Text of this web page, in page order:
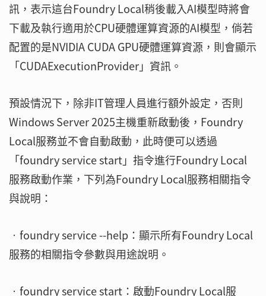
訊，表示這台Foundry Local稍後載入AI模型時將會
下載及執行適用於CPU硬體運算資源的AI模型，倘若
配置的是NVIDIA CUDA GPU硬體運算資源，則會顯示
「CUDAExecutionProvider」資訊。
預設情況下，除非IT管理人員進行額外設定，否則
Windows Server 2025主機重新啟動後，Foundry
Local服務並不會自動啟動，此時便可以透過
「foundry service start」指令進行Foundry Local
服務啟動作業，下列為Foundry Local服務相關指令
與說明：
‧foundry service --help：顯示所有Foundry Local
服務的相關指令參數與用途說明。
‧foundry service start：啟動Foundry Local服